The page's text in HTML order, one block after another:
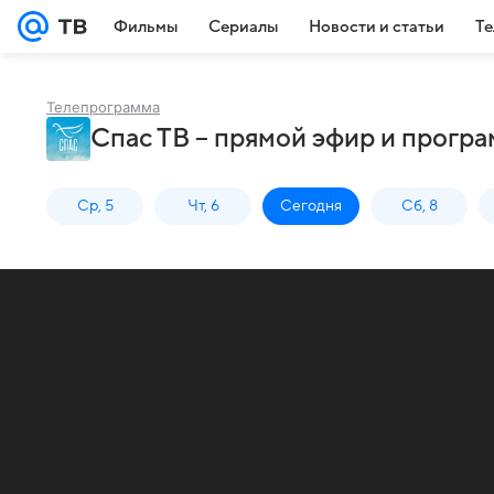
Фильмы Сериалы Новости и статьи
Телепрограмма
Спас ТВ – прямой эфир и
Ср, 5 Чт, 6 Сегодня Сб, 8